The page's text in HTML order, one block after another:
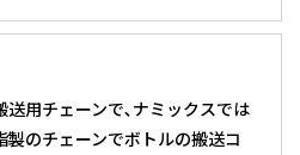
送用チェーンで､ナミックスでは
のチェーンでボトルの搬送コ